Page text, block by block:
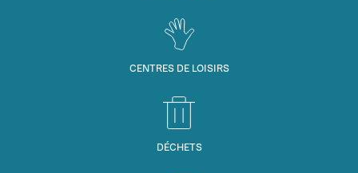
CENTRES DE LOISIRS
DÉCHETS